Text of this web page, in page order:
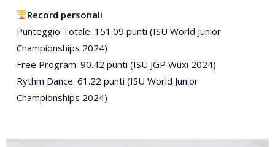
Record personali
Punteggio Totale: 151.09 punti (ISU World Junior
Championships 2024)
Free Program: 90.42 punti (ISU JGP Wuxi 2024)
Rythm Dance: 61.22 punti (ISU World Junior
Championships 2024)